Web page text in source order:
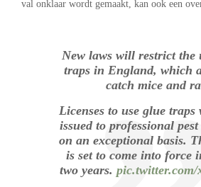
val onklaar wordt gemaakt, kan ook een
New laws will restrict the
traps in England, which
catch mice and
Licenses to use glue
issued to professional
on an exceptional basis.
is set to come into force
two years. pic.twitter.com/